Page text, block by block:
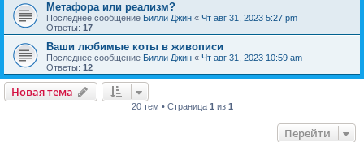
Метафора или реализм?
Последнее сообщение Билли Джин « Чт авг 31, 2023 5:27 pm
Ответы: 17
Ваши любимые коты в живописи
Последнее сообщение Билли Джин « Чт авг 31, 2023 10:59 am
Ответы: 12
Новая тема
20 тем • Страница 1из 1
Перейти